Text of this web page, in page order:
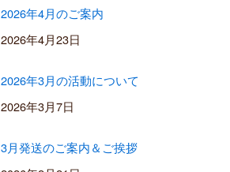
2026年4月のご案内
2026年4月23日
2026年3月の活動について
2026年3月7日
3月発送のご案内＆ご挨拶